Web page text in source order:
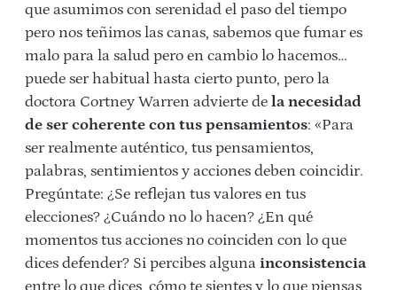
que asumimos con serenidad el paso del tiempo
pero nos teñimos las canas, sabemos que fumar es
malo para la salud pero en cambio lo hacemos…
puede ser habitual hasta cierto punto, pero la
doctora Cortney Warren advierte de la necesidad
de ser coherente con tus pensamientos: «Para
ser realmente auténtico, tus pensamientos,
palabras, sentimientos y acciones deben coincidir.
Pregúntate: ¿Se reflejan tus valores en tus
elecciones? ¿Cuándo no lo hacen? ¿En qué
momentos tus acciones no coinciden con lo que
dices defender? Si percibes alguna inconsistencia